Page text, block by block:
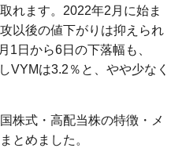
れます。2022年2月に始ま
以後の値下がりは抑えられ
1日から6日の下落幅も、
VYMは3.2％と、やや少なく
株式・高配当株の特徴・メ
とめました。